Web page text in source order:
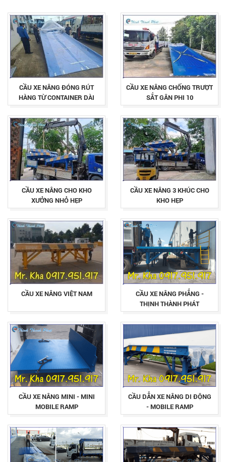
CẦU XE NÂNG ĐÓNG RÚT
HÀNG TỪ CONTAINER DÀI
12.5M
CẦU XE NÂNG CHỐNG TRƯỢT
SẮT GÂN PHI 10
CẦU XE NÂNG CHO KHO
XƯỞNG NHỎ HẸP
CẦU XE NÂNG 3 KHÚC CHO
KHO HẸP
CẦU XE NÂNG VIỆT NAM
CẦU XE NÂNG PHẲNG -
THỊNH THÀNH PHÁT
CẦU XE NÂNG MINI - MINI
MOBILE RAMP
CẦU DẪN XE NÂNG DI ĐỘNG
- MOBILE RAMP